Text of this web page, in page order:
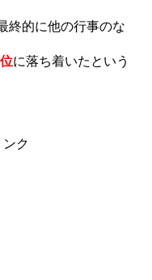
終的に他の行事のな
に落ち着いたという
ク